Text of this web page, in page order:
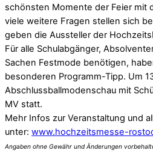
schönsten Momente der Feier mit
viele weitere Fragen stellen sich
geben die Aussteller der
Für alle Schulabgänger,
Sachen Festmode benötigen,
besonderen Programm-Tipp. Um
Abschlussballmodenschau mit
MV statt.
Mehr Infos zur Veranstaltung und
unter: www.hochzeitsmesse-